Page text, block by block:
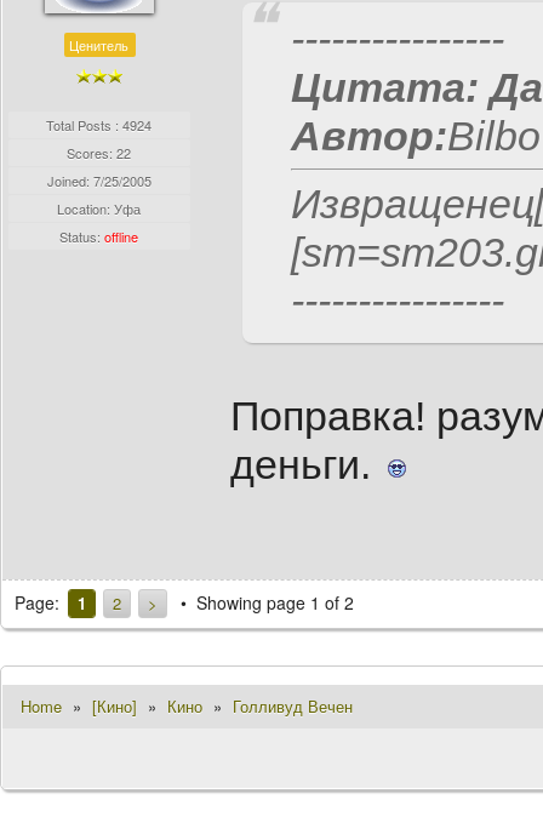
Ценитель
Total Posts : 4924
Scores: 22
Joined: 7/25/2005
Location: Уфа
Status:offline
----------------
Цитата:
Автор:
----------------
Поправка!
деньги.
Page: 1 2 > Showing page 1 of 2
Home » [Кино] » Кино » Голливуд Вечен